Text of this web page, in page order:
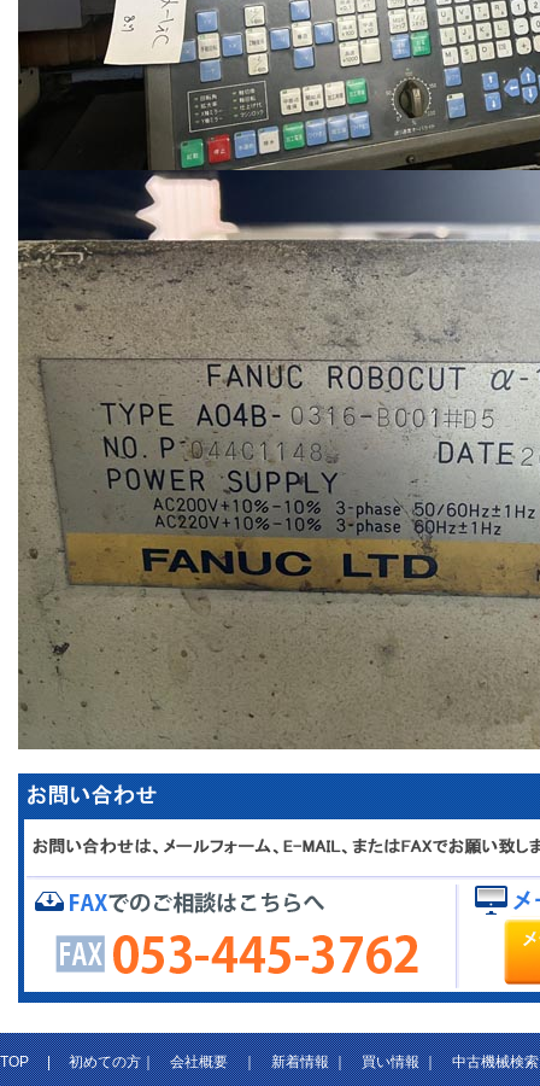
TOP|初めての方｜会社概要｜新着情報｜買い情報｜中古機械検索